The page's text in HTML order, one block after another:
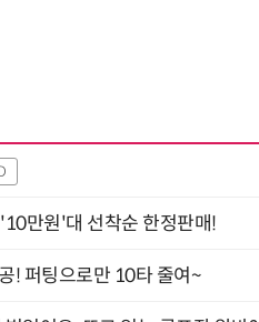
만원'대 선착순 한정판매!
! 퍼팅으로만 10타 줄여~